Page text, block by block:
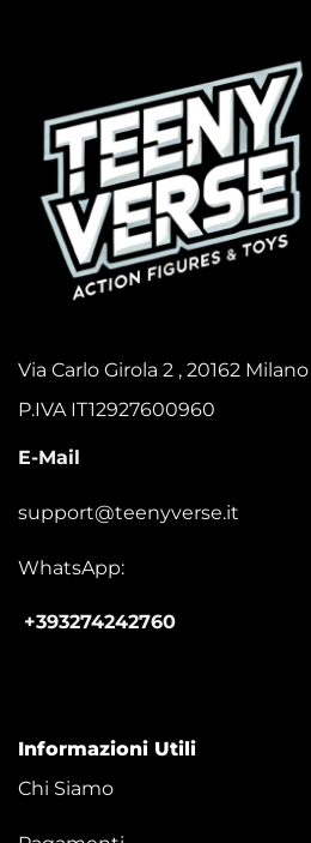
Via Carlo Girola 2 , 20162 Milano
P.IVA IT12927600960
E-Mail
support@teenyverse.it
WhatsApp:
+393274242760
Informazioni Utili
Chi Siamo